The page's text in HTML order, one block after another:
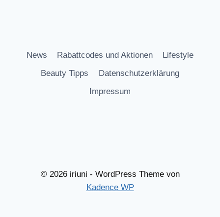
News Rabattcodes und Aktionen
Lifestyle
Beauty Tipps
Datenschutzerklärung
Impressum
© 2026 iriuni - WordPress Theme von
Kadence WP